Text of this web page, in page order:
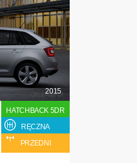
2015
HATCHBACK 5DR
RĘCZNA
PRZEDNI